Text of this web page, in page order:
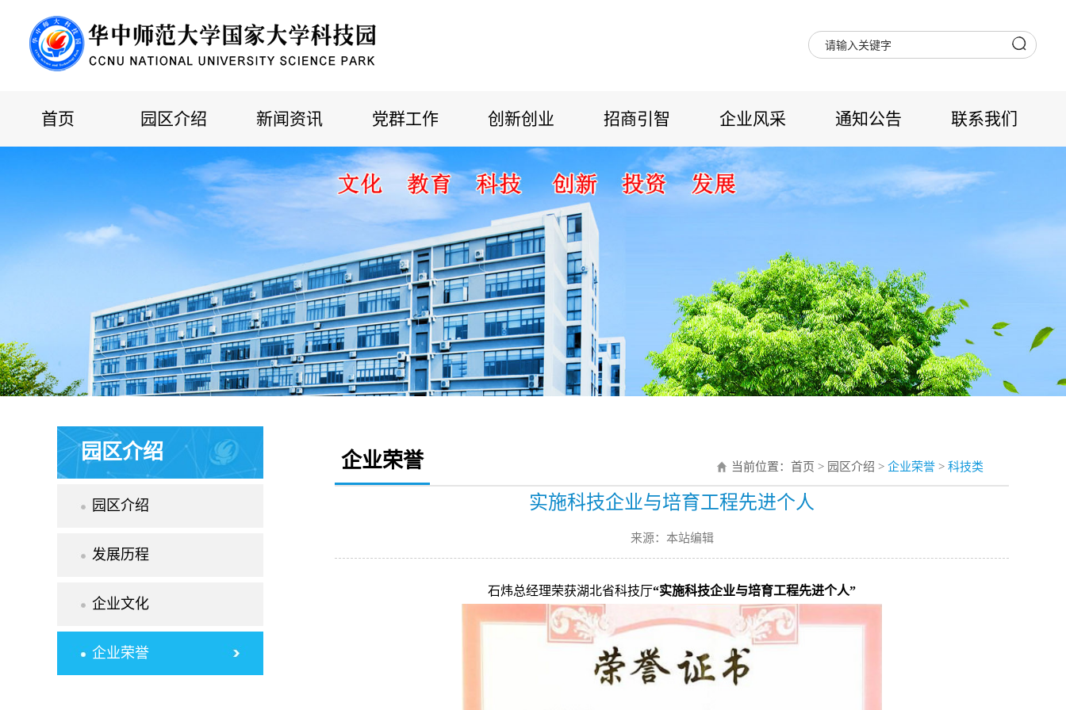
首页 园区介绍 新闻资讯 党群工作 创新创业 招商引智 企业风采 通知公告 联系我们
园区介绍
园区介绍
发展历程
企业文化
企业荣誉
企业荣誉 当前位置： 首页 > 园区介绍 > 企业荣誉 > 科技类
实施科技企业与培育工程先进个人
来源：本站编辑
石炜总经理荣获湖北省科技厅“实施科技企业与培育工程先进个人”